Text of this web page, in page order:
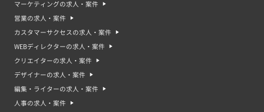
未経験であっても、JavaScriptに関するスキルや知識を身につけることで、
JavaScript案件に応募することができます。そのためには、オンラインでの
が良いでしょう。また、実際にプログラミングをすることでスキルを磨くこ
ともできます。さらに、Web開発に関する資格を取得することで、スキルを
られる案件が多いです。その他の言語のエンジニアの方はJavaScriptも使用
する案件を増やしながら経験を重ねてチャレンジしましょう。
JavaScript案件・求人の将来性やJavaScriptエンジニアのキャリア
マーケティングの求人・案件
営業の求人・案件
カスタマーサクセスの求人・案件
WEBディレクターの求人・案件
クリエイターの求人・案件
デザイナーの求人・案件
編集・ライターの求人・案件
人事の求人・案件